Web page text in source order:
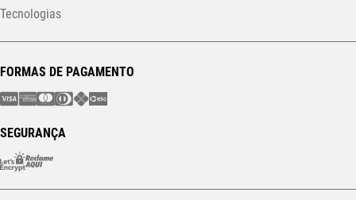
Tecnologias
FORMAS DE PAGAMENTO
SEGURANÇA